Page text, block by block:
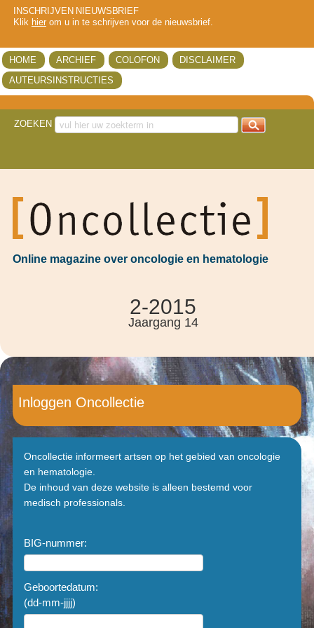
INSCHRIJVEN NIEUWSBRIEF
Klik hierom u in te schrijven voor de nieuwsbrief.
HOME ARCHIEF COLOFON
DISCLAIMER
AUTEURSINSTRUCTIES
ZOEKEN got
Online magazine over oncologie en hematologie
2-2015
Jaargang 14
Inloggen Oncollectie
Oncollectie informeert artsen op het gebied van oncologie
en hematologie.
De inhoud van deze website is alleen bestemd voor
medisch professionals.
BIG-nummer:
Geboortedatum:
(dd-mm-jjjj)